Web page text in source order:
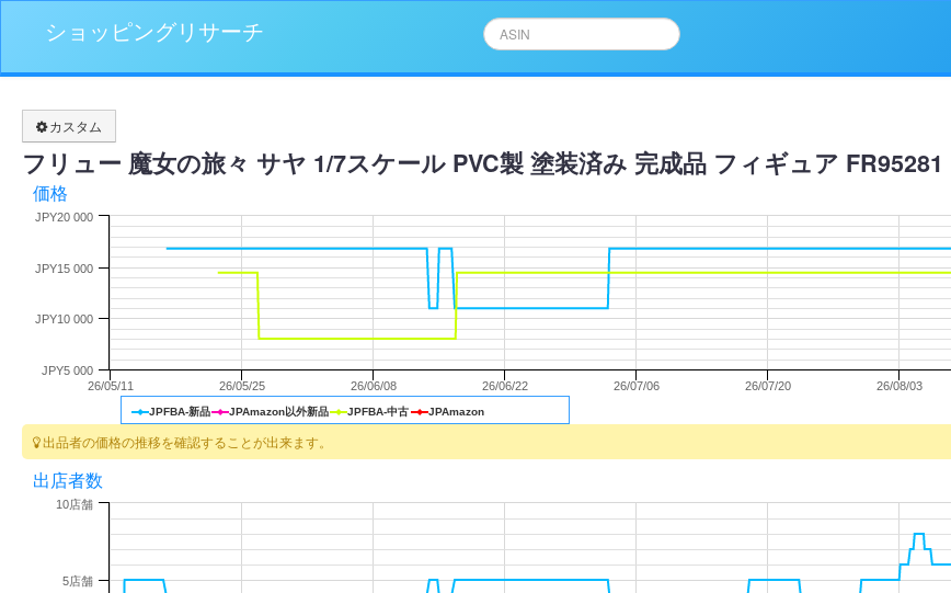
ショッピングリサーチ
カスタム
フリュー 魔女の旅々 サヤ 1/7スケール PVC製 塗装済み 完成品 フィギュア FR95281
価格
JPFBA-新品 JPAmazon以外新品 JPFBA-中古 JPAmazon
26/05/11 26/05/25 26/06/08 26/06/22 26/07/06 26/07/20 26/08/03
JPY10 000
JPY15 000
JPY20 000
JPY5 000
出品者の価格の推移を確認することが出来ます。
出店者数
5店舗
10店舗